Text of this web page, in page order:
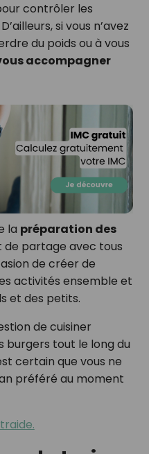
contrôler les
si vous n’avez
du poids ou à vous
accompagner
la préparation des
partage avec tous
de créer de
activités ensemble et
et des petits.
de cuisiner
tout le long du
certain que vous ne
préféré au moment